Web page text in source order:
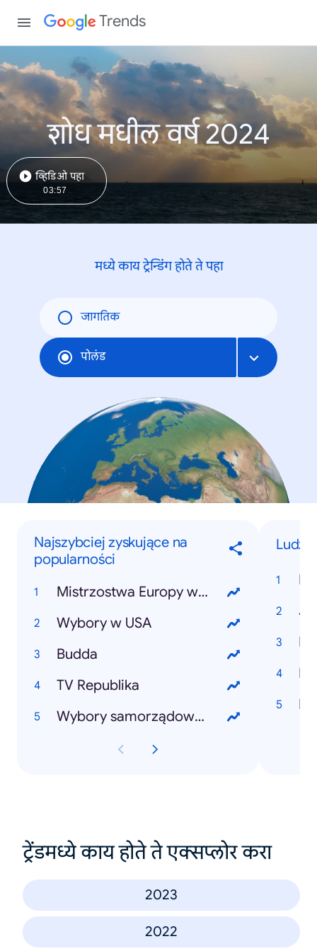
Trends
शोध मधील वर्ष 2024
व्हिडिओ पहा
03:57
मध्ये काय ट्रेन्डिंंग होते ते पहा
जागतिक
पोलंड
Najszybciej zyskujące na
popularności
Mistrzostwa Europy w Piłce Nożnej 2024
Wybory w USA
Budda
TV Republika
Wybory samorządowe 2024
Ludzie
ट्रेंडमध्ये काय होते ते एक्सप्लोर करा
2023
2022